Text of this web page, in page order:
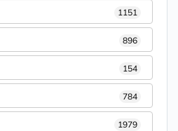
1151
896
154
784
1979